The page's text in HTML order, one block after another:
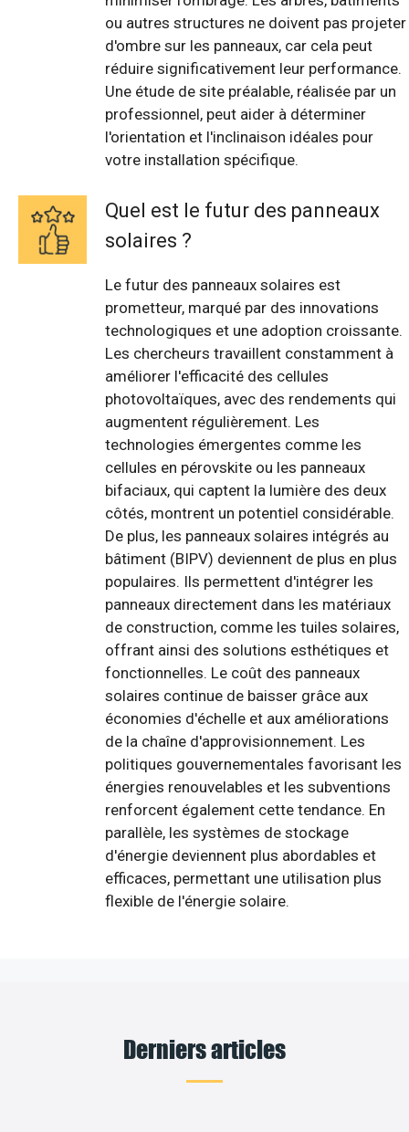
ou autres structures ne doivent pas projeter
d'ombre sur les panneaux, car cela peut
réduire significativement leur performance.
Une étude de site préalable, réalisée par un
professionnel, peut aider à déterminer
l'orientation et l'inclinaison idéales pour
votre installation spécifique.
Quel est le futur des panneaux
solaires ?
Le futur des panneaux solaires est
prometteur, marqué par des innovations
technologiques et une adoption croissante.
Les chercheurs travaillent constamment à
améliorer l'efficacité des cellules
photovoltaïques, avec des rendements qui
augmentent régulièrement. Les
technologies émergentes comme les
cellules en pérovskite ou les panneaux
bifaciaux, qui captent la lumière des deux
côtés, montrent un potentiel considérable.
De plus, les panneaux solaires intégrés au
bâtiment (BIPV) deviennent de plus en plus
populaires. Ils permettent d'intégrer les
panneaux directement dans les matériaux
de construction, comme les tuiles solaires,
offrant ainsi des solutions esthétiques et
fonctionnelles. Le coût des panneaux
solaires continue de baisser grâce aux
économies d'échelle et aux améliorations
de la chaîne d'approvisionnement. Les
politiques gouvernementales favorisant les
énergies renouvelables et les subventions
renforcent également cette tendance. En
parallèle, les systèmes de stockage
d'énergie deviennent plus abordables et
efficaces, permettant une utilisation plus
flexible de l'énergie solaire.
Derniers articles